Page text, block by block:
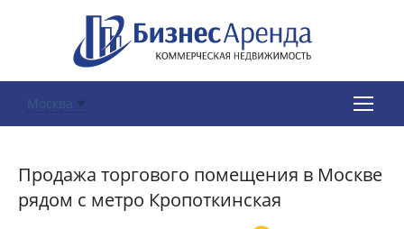
Москва
Продажа торгового помещения в Москве
рядом с метро Кропоткинская